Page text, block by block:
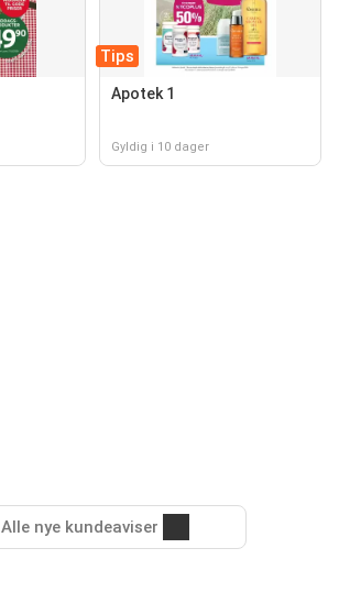
Tips
Apotek 1
Gyldig i 10 dager
Alle nye kundeaviser